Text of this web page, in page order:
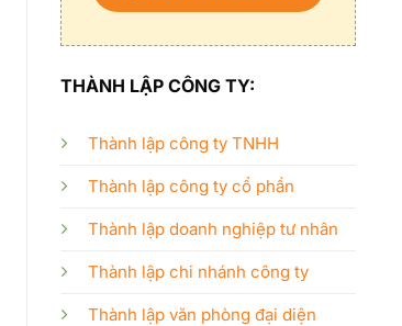
THÀNH LẬP CÔNG TY:
Thành lập công ty TNHH
Thành lập công ty cổ phần
Thành lập doanh nghiệp tư nhân
Thành lập chi nhánh công ty
Thành lập văn phòng đại diện